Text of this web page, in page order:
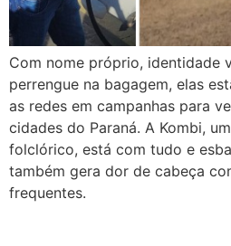
Com nome próprio, identidade
perrengue na bagagem, elas
as redes em campanhas para
cidades do Paraná. A Kombi,
folclórico, está com tudo e
também gera dor de cabeça
frequentes.